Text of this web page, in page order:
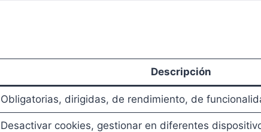
Descripción
Obligatorias, dirigidas, de rendimiento, de
Desactivar cookies, gestionar en diferentes